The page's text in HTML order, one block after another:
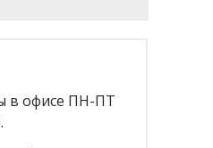
в офисе ПН-ПТ